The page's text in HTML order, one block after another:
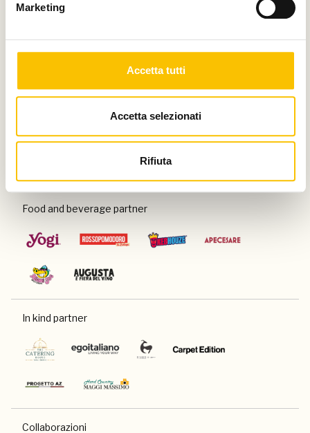
Marketing
Accetta tutti
Accetta selezionati
Rifiuta
Con il patrocinio di
Food and beverage partner
In kind partner
Collaborazioni